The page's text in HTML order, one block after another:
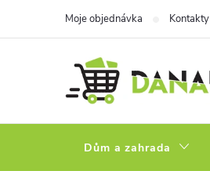
Moje objednávka Kontakty
Dům a zahrada